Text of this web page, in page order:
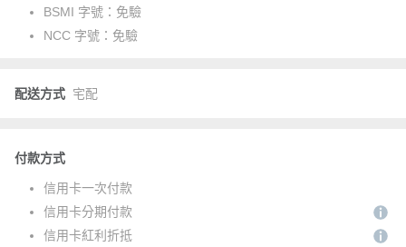
BSMI 字號： 免驗
NCC 字號： 免驗
配送方式 宅配
付款方式
信用卡一次付款
信用卡分期付款
信用卡紅利折抵